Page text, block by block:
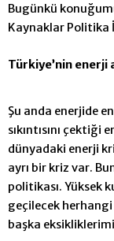
Bugünkü
Kaynaklar Politika
Türkiye’nin enerji
Şu anda enerjide
sıkıntısını çektiği
dünyadaki enerji
ayrı bir kriz var.
politikası. Yüksek
geçilecek
başka